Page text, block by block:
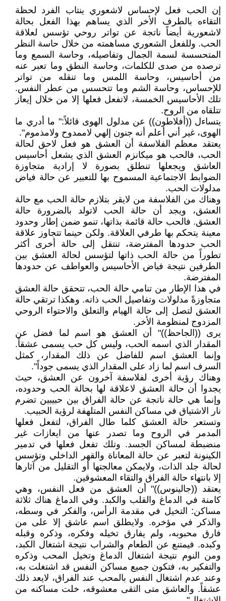
إن الحب فعل لإحساس لاشعوري ينتاب الفرد لحظة
التقاءه بالطرف الأخر الذي يساهم بهذا الفعل بحالة
لاشعورية أيضاً ناتجة عن تواتر روحي تؤسس لعلاقة
الحب. وللفعل الشعوري مساهمته من خلال حاسة النظر
المتحسسة لسمة الجمال وتفاصيله، وحاسة السمع وما
ترصده من صدى للكلمات، وحاسة النطق وما تعبر عنه
من أحاسيس، وحاسة اللمس وما تنقله من تواتر
للإحساس، وحاسة الشم وما تتحسس من عطر النفس.
تلك الأحاسيس الخمسة، لاتفعل فعلها إلا من خلال إيعاز
تتلقاه من الروح.
يتساءل ((أفلاطون)) عن مدلول الهوى قائلاً:" ما أدري ما
الهوى، غير أني أعلم أنه جنون إلهي لاممدوح ولامذموم".
يعتقد معظم الفلاسفة أن العشق هو فعل لاحق لحالة
الحب، فالحب هو ميكانزم العشق الذي يشعل أحاسيس
العاشق ويجعلها تنطلق بصورة لا إرادية متجاوزة
الضوابط الاجتماعية المسموح بها للتعبير عن حالة فياض
مدلولات الحب.
وهناك من الفلاسفة من لايقر بتلازم حالة الحب مع حالة
العشق، ويجد أن حالة الحب لاتولد بالضرورة حالة
العشق. فالحب حالة قائمة بذاتها، تنمو ضمن إطار وحدود
معينة يتحكم بها طرفي العلاقة. ولكن حينما تتجاوز علاقة
الحب حدودها المفترضة، تنتقل إلى حالة أخرى أكثر
تطوراً من حالة الحب ذاتها لتؤسس لحالة العشق بين
الطرفين نتيجة فياض الأحاسيس والعواطف عن حدودها
المفترضة.
في هذا الإطار من تنامي حالة الحب، تتحقق حالة العشق
متجاوزةً مدلولات وتفاصيل الحب ذاته. وهكذا ترتقي حالة
العشق لتصل إلى حالة الهيام والتعلق والاحتواء الروحي
المزدوج لمنظومة الأخر.
يرى ((الجاحظ))" أن العشق هو اسم لما فضل عن
المقدار الذي اسمه الحب، وليس كل حب يسمى عشقاً.
وإنما العشق اسم للفاضل عن ذلك المقدار، كمثل
السرف اسم لما زاد على المقدار الذي يسمى جوداً".
وهناك رؤية أخرى لفلاسفة آخرون عن العشق، حيث
يجدوا أن حالة العشق لاعلاقة لها بحالة الحب وحدوده،
وإنما هي حالة ناتجة عن حالة الفراق بين حبيبين تضرم
نار الاشتياق في مساكن النفس المتلهفة لرؤية الحبيب.
وتستعر حالة العشق كلما طال الفراق، لتفعل فعلها
المدمر في الروح وما تصدر عنها من ايعازات غير
منضبطة لمساكن الجسد. وتلك تفعل فعلها في تدمير
الكينونة لتعبر عن حالة المعاناة والقهر الداخلي وتؤسس
لحالة جلد الذات، ولايمكن معالجتها أو التقليل من آثارها
إلا بانتهاء حالة الفراق والتقاء المعشوقين.
يعتقد ((جالينوس))" أن العشق من فعل النفس، وهي
كامنة في الدماغ والقلب والكبد. وفي الدماغ هناك ثلاثة
مساكن: التخيل في مقدمة الرأس، والفكر في وسطه،
والذكر في مؤخره. ولايطلق اسم عاشق إلا على من
فارق محبوبه، ولم يفارق تخيله وفكره، وذكره وقبله
وكبده. فيمتنع عن الطعام والشراب نتيجة اشتغال الكبد،
ومن النوم نتيجة اشتغال الدماغ وتخيل المحب وذكره
والتفكير به، فتكون جميع مساكن النفس قد اشتغلت به،
وعند عدم اشتغال النفس بالمحب عند الفراق، لايعد ذلك
عشقاً. والعاشق متى التقى معشوقه، خلت مساكنه من